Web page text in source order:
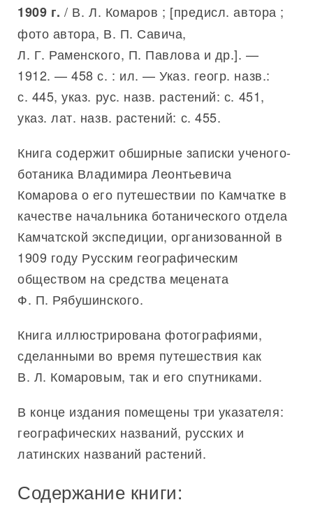
1909 г./ В. Л. Комаров ; [предисл. автора ;
фото автора, В. П. Савича,
Л. Г. Раменского, П. Павлова и др.]. —
1912. — 458 с. : ил. — Указ. геогр. назв.:
с. 445, указ. рус. назв. растений: с. 451,
указ. лат. назв. растений: с. 455.
Книга содержит обширные записки ученого-
ботаника Владимира Леонтьевича
Комарова о его путешествии по Камчатке в
качестве начальника ботанического отдела
Камчатской экспедиции, организованной в
1909 году Русским географическим
обществом на средства мецената
Ф. П. Рябушинского.
Книга иллюстрирована фотографиями,
сделанными во время путешествия как
В. Л. Комаровым, так и его спутниками.
В конце издания помещены три указателя:
географических названий, русских и
латинских названий растений.
Содержание книги: